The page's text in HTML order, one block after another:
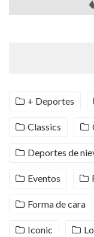
+ Deportes
Classics
Deportes de
Eventos
Forma de cara
Iconic